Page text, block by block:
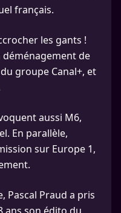
français.
les gants !
déménagement de
groupe Canal+, et
aussi M6,
En parallèle,
sur Europe 1,
Pascal Praud a pris